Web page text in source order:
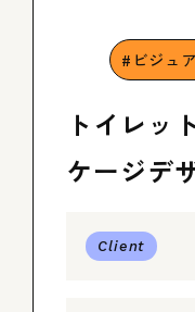
受注する
マッチ
ビジュ
トイレッ
ケージデ
Client